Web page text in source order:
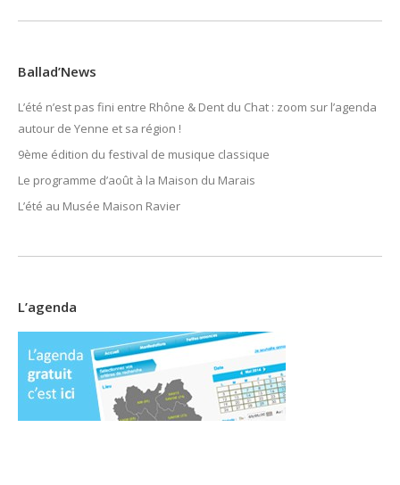
Ballad’News
L’été n’est pas fini entre Rhône & Dent du Chat : zoom sur l’agenda
autour de Yenne et sa région !
9ème édition du festival de musique classique
Le programme d’août à la Maison du Marais
L’été au Musée Maison Ravier
L’agenda